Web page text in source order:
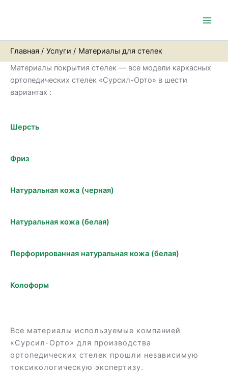
Главная Услуги
Материалы для стелек
Материалы покрытия стелек — все модели каркасных
ортопедических стелек «Сурсил-Орто» в шести
вариантах :
Шерсть
Фриз
Натуральная кожа (черная)
Натуральная кожа (белая)
Перфорированная натуральная кожа (белая)
Колоформ
Все материалы используемые компанией
«Сурсил-Орто» для производства
ортопедических стелек прошли независимую
токсикологическую экспертизу.